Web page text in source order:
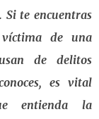
Si te encuentras
de una
de delitos
es vital
entienda la